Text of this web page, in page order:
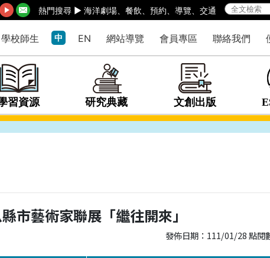
熱門搜尋 ► 海洋劇場、 餐飲 預約 導覽 交通
學校師生 中 EN 網站導覽 會員專區 聯絡我們
習資源 研究典藏 文創出版
藝術家聯展「繼往開來」
發佈日期：111/01/28 點閱